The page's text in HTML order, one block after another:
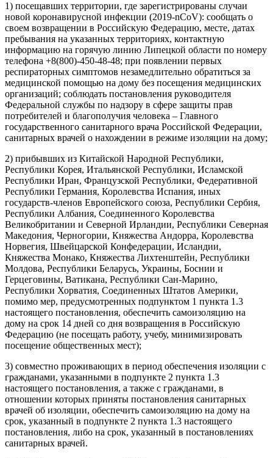
1) посещавших территории, где зарегистрированы случаи
новой коронавирусной инфекции (2019-nCoV): сообщать о
своем возвращении в Российскую Федерацию, месте, датах
пребывания на указанных территориях, контактную
информацию на горячую линию Липецкой области по номеру
телефона +8(800)-450-48-48; при появлении первых
респираторных симптомов незамедлительно обратиться за
медицинской помощью на дому без посещения медицинских
организаций; соблюдать постановления руководителя
Федеральной службы по надзору в сфере защиты прав
потребителей и благополучия человека – Главного
государственного санитарного врача Российской Федерации,
санитарных врачей о нахождении в режиме изоляции на дому;
2) прибывших из Китайской Народной Республики,
Республики Корея, Итальянской Республики, Исламской
Республики Иран, Французской Республики, Федеративной
Республики Германия, Королевства Испания, иных
государств-членов Европейского союза, Республики Сербия,
Республики Албания, Соединенного Королевства
Великобритании и Северной Ирландии, Республики Северная
Македония, Черногории, Княжества Андорра, Королевства
Норвегия, Швейцарской Конфедерации, Исландии,
Княжества Монако, Княжества Лихтенштейн, Республики
Молдова, Республики Беларусь, Украины, Боснии и
Герцеговины, Ватикана, Республики Сан-Марино,
Республики Хорватия, Соединенных Штатов Америки,
помимо мер, предусмотренных подпунктом 1 пункта 1.3
настоящего постановления, обеспечить самоизоляцию на
дому на срок 14 дней со дня возвращения в Российскую
Федерацию (не посещать работу, учебу, минимизировать
посещение общественных мест);
3) совместно проживающих в период обеспечения изоляции с
гражданами, указанными в подпункте 2 пункта 1.3
настоящего постановления, а также с гражданами, в
отношении которых приняты постановления санитарных
врачей об изоляции, обеспечить самоизоляцию на дому на
срок, указанный в подпункте 2 пункта 1.3 настоящего
постановления, либо на срок, указанный в постановлениях
санитарных врачей.